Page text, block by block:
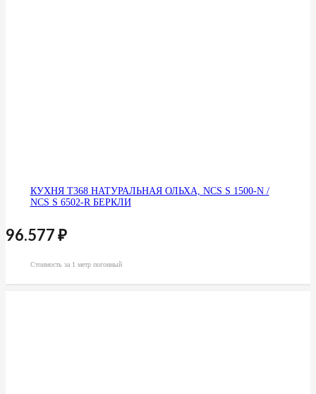
КУХНЯ Т368 НАТУРАЛЬНАЯ ОЛЬХА, NCS S 1500-N /
NCS S 6502-R БЕРКЛИ
96.577₽
Стоимость за 1 метр погонный